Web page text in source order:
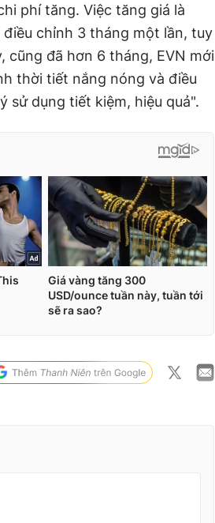
phí tăng. Việc tăng giá là
chỉnh 3 tháng một lần, tuy
cũng đã hơn 6 tháng, EVN mới
thời tiết nắng nóng và điều
sử dụng tiết kiệm, hiệu quả".